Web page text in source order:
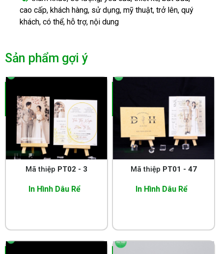
cao cấp, khách hàng, sử dụng, mỹ thuật, trở lên, quý
khách, có thể, hỗ trợ, nội dung
Sản phẩm gợi ý
Mã thiệp PT02 - 3
In Hình Dâu Rể
Mã thiệp PT01 - 47
In Hình Dâu Rể